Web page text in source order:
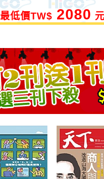
最低價TW$ 2080